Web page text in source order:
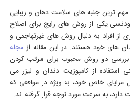
ترین جنبه های سلامت دهان و زیبایی
یکی از روش های رایج برای اصلاح
افراد به دنبال روش های غیرتهاجمی و
های خود هستند. در این مقاله از مجله
بررسی دو روش محبوب برای مرتب کردن
استفاده از کامپوزیت دندان و لیزر می
مزایای خاص خود، به ویژه در مواقعی که
دارد، به سرعت مورد توجه قرار گرفته اند.